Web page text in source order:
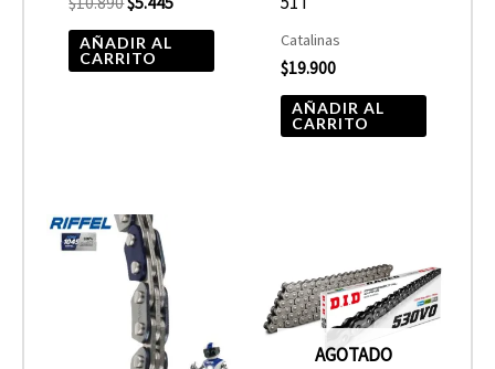
AÑADIR AL
CARRITO
Catalinas
$19.900
AÑADIR AL
CARRITO
AGOTADO